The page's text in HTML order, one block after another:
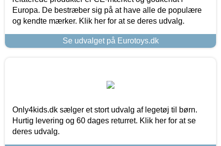
Europa. De bestræber sig på at have alle de populære
og kendte mærker. Klik her for at se deres udvalg.
Se udvalget på Eurotoys.dk
Only4kids.dk sælger et stort udvalg af legetøj til børn.
Hurtig levering og 60 dages returret. Klik her for at se
deres udvalg.